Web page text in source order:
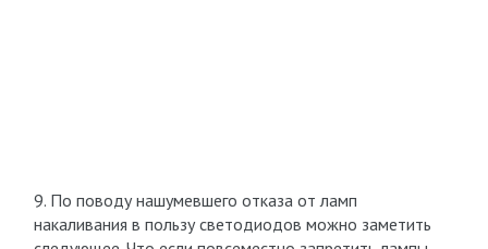
9. По поводу нашумевшего отказа от ламп
накаливания в пользу светодиодов можно заметить